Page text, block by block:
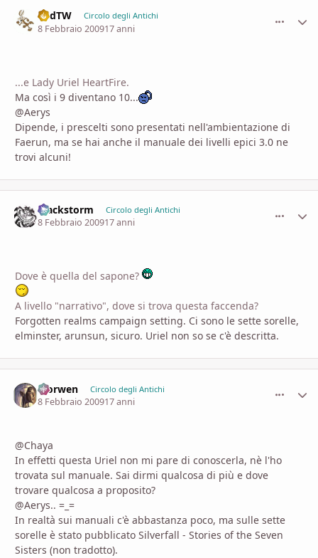
LudTW Circolo degli Antichi
8 Febbraio 200917 anni
...e Lady Uriel HeartFire.
Ma così i 9 diventano 10...
@Aerys
Dipende, i prescelti sono presentati nell'ambientazione di
Faerun, ma se hai anche il manuale dei livelli epici 3.0 ne
trovi alcuni!
Blackstorm Circolo degli Antichi
8 Febbraio 200917 anni
Dove è quella del sapone?
A livello "narrativo", dove si trova questa faccenda?
Forgotten realms campaign setting. Ci sono le sette sorelle,
elminster, arunsun, sicuro. Uriel non so se c'è descritta.
Morwen Circolo degli Antichi
8 Febbraio 200917 anni
@Chaya
In effetti questa Uriel non mi pare di conoscerla, nè l'ho
trovata sul manuale. Sai dirmi qualcosa di più e dove
trovare qualcosa a proposito?
@Aerys.. =_=
In realtà sui manuali c'è abbastanza poco, ma sulle sette
sorelle è stato pubblicato Silverfall - Stories of the Seven
Sisters (non tradotto).